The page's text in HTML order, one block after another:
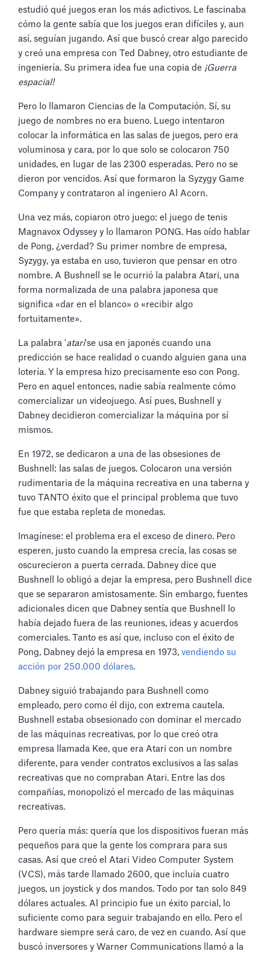
estudió qué juegos eran los más adictivos. Le fascinaba
cómo la gente sabía que los juegos eran difíciles y, aun
así, seguían jugando. Así que buscó crear algo parecido
y creó una empresa con Ted Dabney, otro estudiante de
ingeniería. Su primera idea fue una copia de ¡Guerra
espacial!
Pero lo llamaron Ciencias de la Computación. Sí, su
juego de nombres no era bueno. Luego intentaron
colocar la informática en las salas de juegos, pero era
voluminosa y cara, por lo que solo se colocaron 750
unidades, en lugar de las 2300 esperadas. Pero no se
dieron por vencidos. Así que formaron la Syzygy Game
Company y contrataron al ingeniero Al Acorn.
Una vez más, copiaron otro juego: el juego de tenis
Magnavox Odyssey y lo llamaron PONG. Has oído hablar
de Pong, ¿verdad? Su primer nombre de empresa,
Syzygy, ya estaba en uso, tuvieron que pensar en otro
nombre. A Bushnell se le ocurrió la palabra Atari, una
forma normalizada de una palabra japonesa que
significa «dar en el blanco» o «recibir algo
fortuitamente».
La palabra 'atari'se usa en japonés cuando una
predicción se hace realidad o cuando alguien gana una
lotería. Y la empresa hizo precisamente eso con Pong.
Pero en aquel entonces, nadie sabía realmente cómo
comercializar un videojuego. Así pues, Bushnell y
Dabney decidieron comercializar la máquina por sí
mismos.
En 1972, se dedicaron a una de las obsesiones de
Bushnell: las salas de juegos. Colocaron una versión
rudimentaria de la máquina recreativa en una taberna y
tuvo TANTO éxito que el principal problema que tuvo
fue que estaba repleta de monedas.
Imagínese: el problema era el exceso de dinero. Pero
esperen, justo cuando la empresa crecía, las cosas se
oscurecieron a puerta cerrada. Dabney dice que
Bushnell lo obligó a dejar la empresa, pero Bushnell dice
que se separaron amistosamente. Sin embargo, fuentes
adicionales dicen que Dabney sentía que Bushnell lo
había dejado fuera de las reuniones, ideas y acuerdos
comerciales. Tanto es así que, incluso con el éxito de
Pong, Dabney dejó la empresa en 1973, vendiendo su
acción por 250.000 dólares.
Dabney siguió trabajando para Bushnell como
empleado, pero como él dijo, con extrema cautela.
Bushnell estaba obsesionado con dominar el mercado
de las máquinas recreativas, por lo que creó otra
empresa llamada Kee, que era Atari con un nombre
diferente, para vender contratos exclusivos a las salas
recreativas que no compraban Atari. Entre las dos
compañías, monopolizó el mercado de las máquinas
recreativas.
Pero quería más: quería que los dispositivos fueran más
pequeños para que la gente los comprara para sus
casas. Así que creó el Atari Video Computer System
(VCS), más tarde llamado 2600, que incluía cuatro
juegos, un joystick y dos mandos. Todo por tan solo 849
dólares actuales. Al principio fue un éxito parcial, lo
suficiente como para seguir trabajando en ello. Pero el
hardware siempre será caro, de vez en cuando. Así que
buscó inversores y Warner Communications llamó a la